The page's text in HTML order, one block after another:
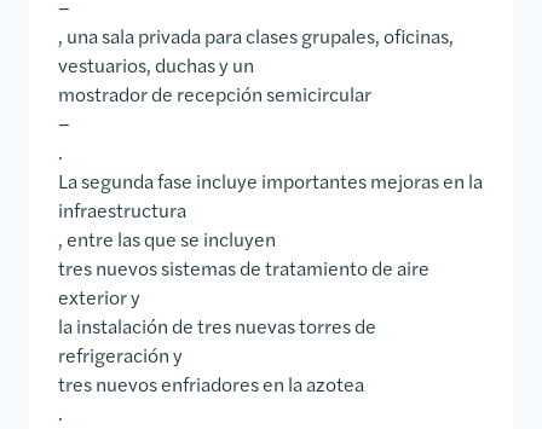
–
, una sala privada para clases grupales, oficinas,
vestuarios, duchas y un
mostrador de recepción semicircular
–
.
La segunda fase incluye importantes mejoras en la
infraestructura
, entre las que se incluyen
tres nuevos sistemas de tratamiento de aire
exterior y
la instalación de tres nuevas torres de
refrigeración y
tres nuevos enfriadores en la azotea
.